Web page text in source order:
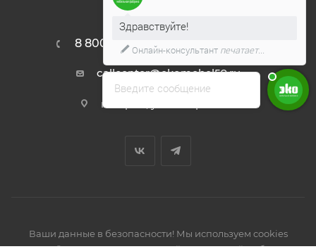
8 800 444 19 50
callcenter@ekomebel59.ru
г. Пермь, ул. Писарева 1А
Ваши данные в безопасности! Мы используем cookies
Введите сообщение
Здравствуйте!
Онлайн-консультант печатает...